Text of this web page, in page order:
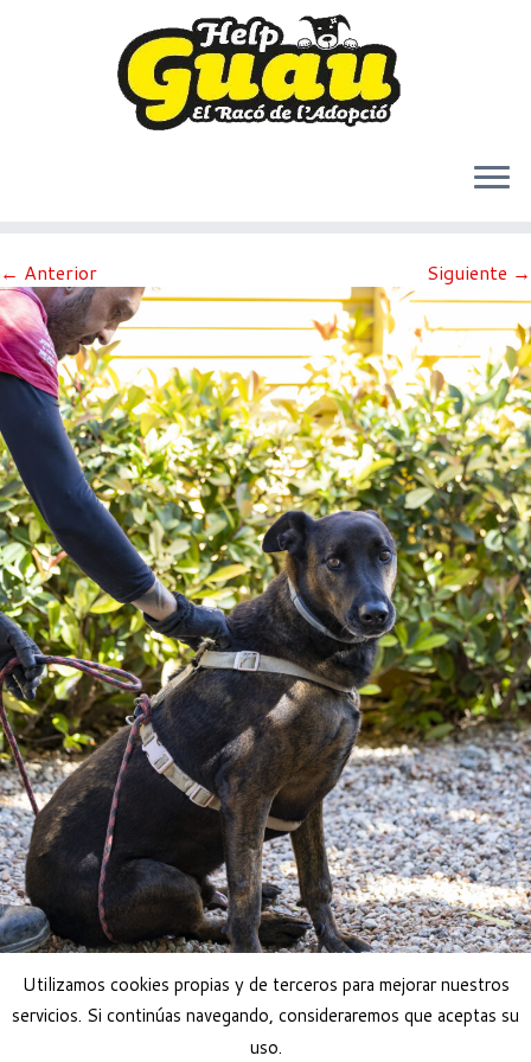
al
contenido
← Anterior Siguiente →
Utilizamos cookies propias y de terceros para mejorar nuestros
servicios. Si continúas navegando, consideraremos que aceptas su
uso.